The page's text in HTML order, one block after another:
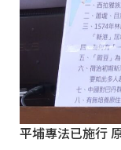
平埔專法已施行